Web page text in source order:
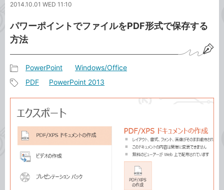
ネ
ト
2014.10.01 WED 11:10
パワーポイントでファイルをPDF形式で保存する
方法
事
カ
テ
ゴ
リ
PowerPoint Windows/Office
タ
グ
PDF PowerPoint 2013